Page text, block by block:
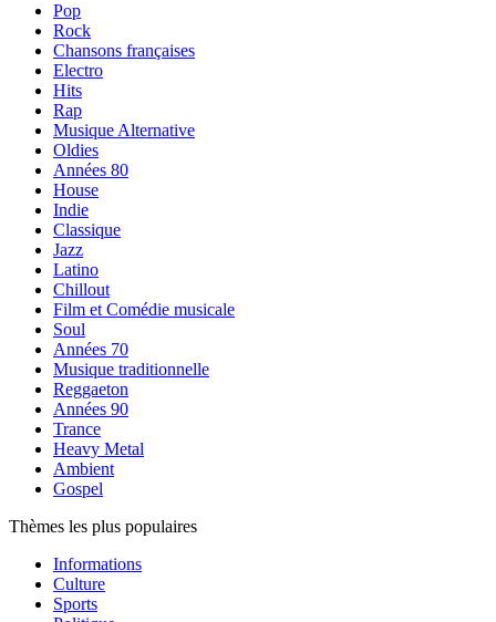
Pop
Rock
Chansons françaises
Electro
Hits
Rap
Musique Alternative
Oldies
Années 80
House
Indie
Classique
Jazz
Latino
Chillout
Film et Comédie musicale
Soul
Années 70
Musique traditionnelle
Reggaeton
Années 90
Trance
Heavy Metal
Ambient
Gospel
Thèmes les plus populaires
Informations
Culture
Sports